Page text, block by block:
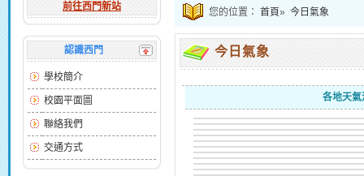
前往西門新站
認識西門
學校簡介
校園平面圖
聯絡我們
交通方式
您的位置： 首頁» 今日氣象
今日氣象
各地天氣